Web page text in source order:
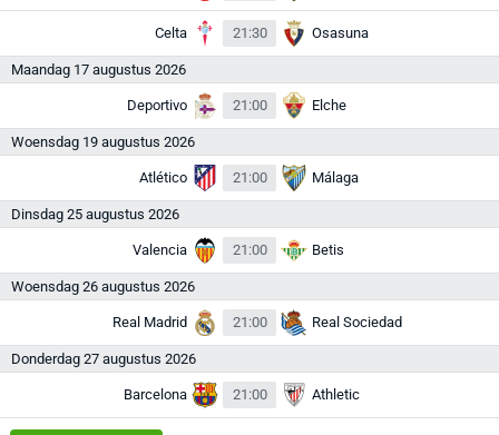
Celta 21:30 Osasuna
Maandag 17 augustus 2026
Deportivo 21:00 Elche
Woensdag 19 augustus 2026
Atlético 21:00 Málaga
Dinsdag 25 augustus 2026
Valencia 21:00 Betis
Woensdag 26 augustus 2026
Real Madrid 21:00 Real Sociedad
Donderdag 27 augustus 2026
Barcelona 21:00 Athletic